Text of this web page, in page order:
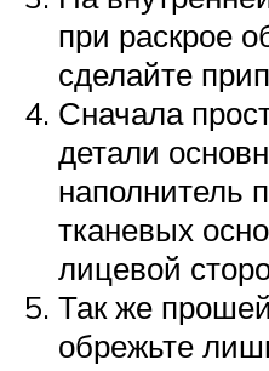
при раскрое
сделайте
Сначала
детали
наполнитель
тканевых
лицевой
Так же
обрежьте